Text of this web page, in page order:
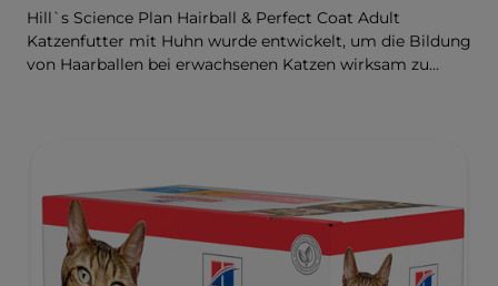
Hill`s Science Plan Hairball & Perfect Coat Adult
Katzenfutter mit Huhn wurde entwickelt, um die Bildung
von Haarballen bei erwachsenen Katzen wirksam zu
bleiben. Unsere Advanced Fibre Technology hilft,
Haarballen zu reduzieren, indem sie deren Passage durch
den Darm auf natürliche Weise fördert. Dieses Futter
enthält hochwertige Proteine für eine perfekt
ausgewogene, wohlschmeckende Rezeptur.